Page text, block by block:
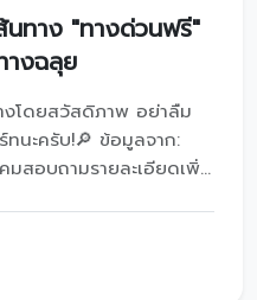
นทาง "ทางด่วนฟรี"
งฉลุย
งโดยสวัสดิภาพ อย่าลืม
นะครับ!🔎 ข้อมูลจาก:
สอบถามรายละเอียดเพิ่ม